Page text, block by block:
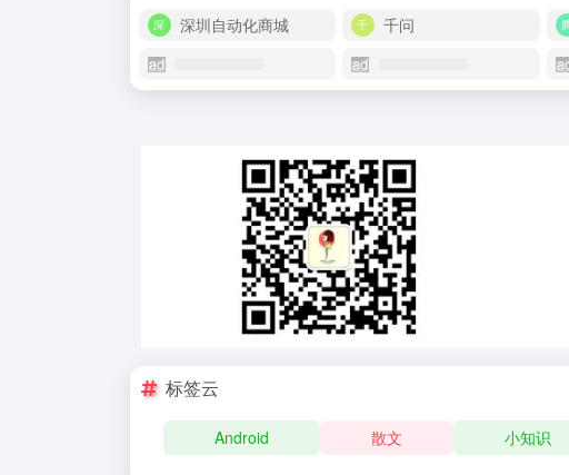
深圳自动化商城
千问
标签云
Android 散文 小知识